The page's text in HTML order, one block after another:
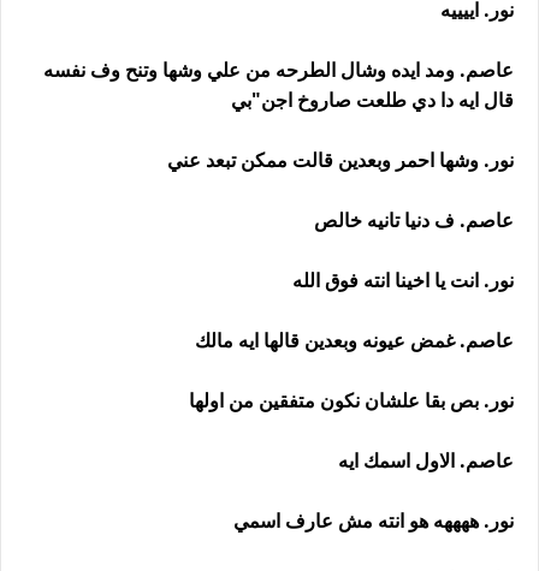
نور. اييييه
عاصم. ومد ايده وشال الطرحه من علي وشها وتنح وف نفسه
قال ايه دا دي طلعت صاروخ اجن"بي
نور. وشها احمر وبعدين قالت ممكن تبعد عني
عاصم. ف دنيا تانيه خالص
نور. انت يا اخينا انته فوق الله
عاصم. غمض عيونه وبعدين قالها ايه مالك
نور. بص بقا علشان نكون متفقين من اولها
عاصم. الاول اسمك ايه
نور. ههههه هو انته مش عارف اسمي